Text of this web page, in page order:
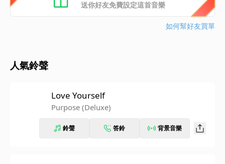
送你好友免費設定這首音樂
如何幫好友買單
人氣鈴聲
Love Yourself
Purpose (Deluxe)
鈴聲 答鈴 背景音樂